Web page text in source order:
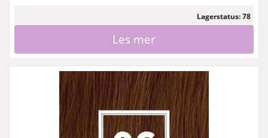
Lagerstatus: 78
Les mer